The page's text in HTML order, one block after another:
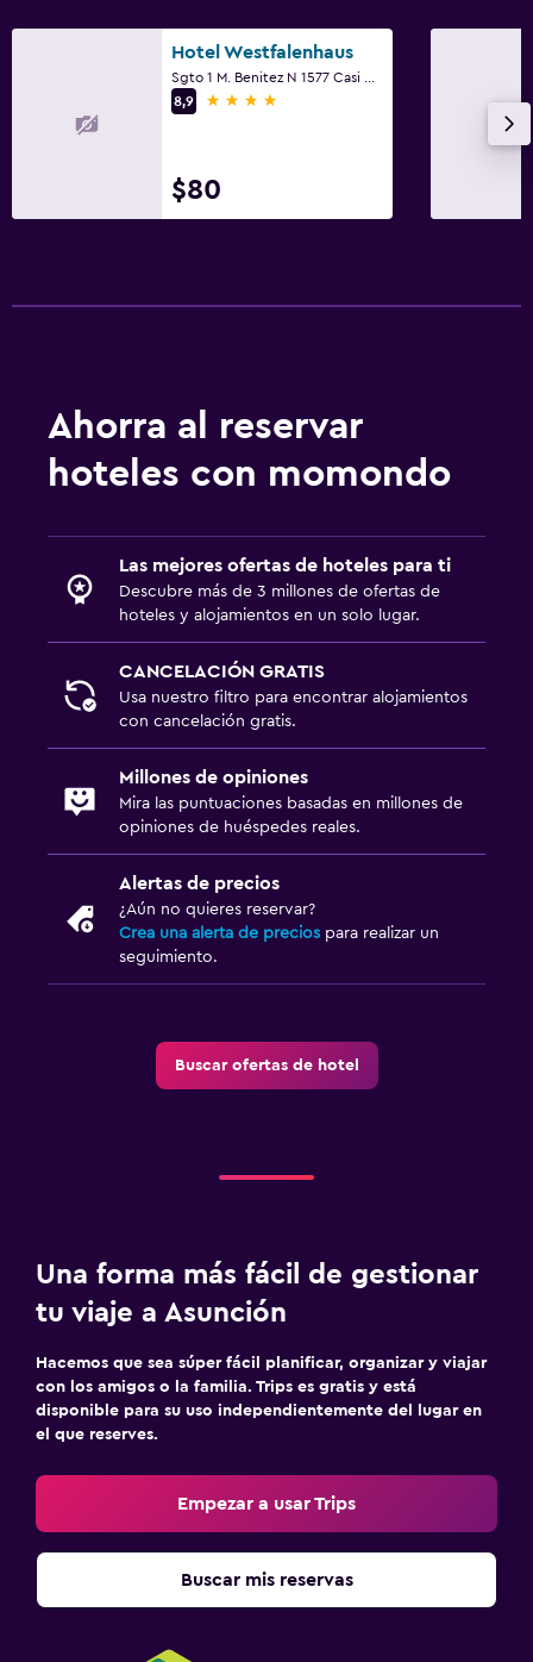
Hotel Westfalenhaus
8,9
4 estrellas
$80
Ahorra al reservar
hoteles con momondo
Las mejores ofertas de hoteles para ti
Descubre más de 3 millones de ofertas de
hoteles y alojamientos en un solo lugar.
CANCELACIÓN GRATIS
Usa nuestro filtro para encontrar alojamientos
con cancelación gratis.
Millones de opiniones
Mira las puntuaciones basadas en millones de
opiniones de huéspedes reales.
Alertas de precios
¿Aún no quieres reservar?
Crea una alerta de precios para realizar un
seguimiento.
Buscar ofertas de hotel
Una forma más fácil de gestionar
tu viaje a Asunción
Hacemos que sea súper fácil planificar, organizar y viajar
con los amigos o la familia. Trips es gratis y está
disponible para su uso independientemente del lugar en
el que reserves.
Empezar a usar Trips
Buscar mis reservas